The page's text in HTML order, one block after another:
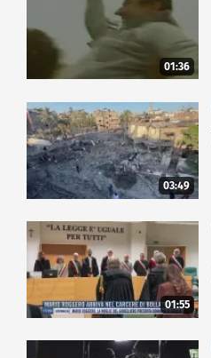
01:36
03:49
01:55